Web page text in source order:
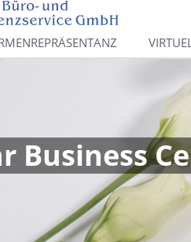
Business